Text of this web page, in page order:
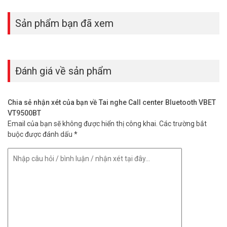
Sản phẩm bạn đã xem
Đánh giá về sản phẩm
Chia sẻ nhận xét của bạn về Tai nghe Call center Bluetooth VBET
VT9500BT
Email của bạn sẽ không được hiển thị công khai. Các trường bắt
buộc được đánh dấu *